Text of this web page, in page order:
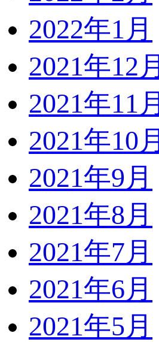
2022年1月
2021年12月
2021年11月
2021年10月
2021年9月
2021年8月
2021年7月
2021年6月
2021年5月